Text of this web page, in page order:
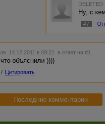
DELETED
Ну, с
#7
14.12.2011 в 09:21 в ответ на #1
объяснили ))))
/ Цитировать
Последние комментарии